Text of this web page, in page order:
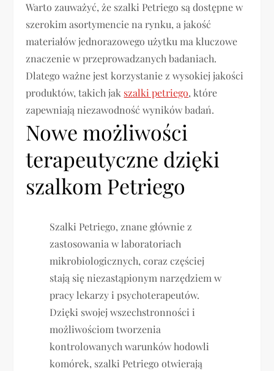
Warto zauważyć, że szalki Petriego są dostępne w
szerokim asortymencie na rynku, a jakość
materiałów jednorazowego użytku ma kluczowe
znaczenie w przeprowadzanych badaniach.
Dlatego ważne jest korzystanie z wysokiej jakości
produktów, takich jak szalki petriego, które
zapewniają niezawodność wyników badań.
Nowe możliwości
terapeutyczne dzięki
szalkom Petriego
Szalki Petriego, znane głównie z
zastosowania w laboratoriach
mikrobiologicznych, coraz częściej
stają się niezastąpionym narzędziem w
pracy lekarzy i psychoterapeutów.
Dzięki swojej wszechstronności i
możliwościom tworzenia
kontrolowanych warunków hodowli
komórek, szalki Petriego otwierają